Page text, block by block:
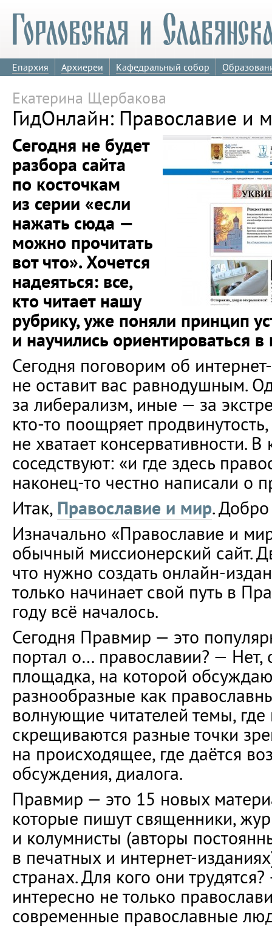
Епархия Архиереи Кафедральный собор
Екатерина Щербакова
ГидОнлайн: Православие и
Сегодня не будет
разбора сайта
по косточкам
из серии «если
нажать сюда —
можно прочитать
вот что». Хочется
надеяться: все,
кто читает нашу
рубрику, уже поняли принцип
и научились ориентироваться
Сегодня поговорим об
не оставит вас равнодушным.
за либерализм, иные — за
кто-то поощряет
не хватает консервативности.
соседствуют: «и где здесь
наконец-то честно написали о
Итак, Православие и мир.
Изначально «Православие и
обычный миссионерский сайт.
что нужно создать онлайн-
только начинает свой путь в
году всё началось.
Сегодня Правмир — это
портал о… православии? — Нет,
площадка, на которой
разнообразные как
волнующие читателей темы,
скрещиваются разные точки
на происходящее, где даётся
обсуждения, диалога.
Правмир — это 15 новых
которые пишут священники,
и колумнисты (авторы
в печатных и интернет-
странах. Для кого они
интересно не только
современные православные